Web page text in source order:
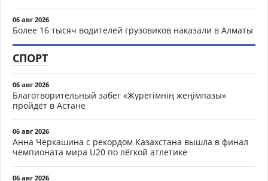
06 авг 2026
Более 16 тысяч водителей грузовиков наказали в Алматы
СПОРТ
06 авг 2026
Благотворительный забег «Жүрегімнің жеңімпазы»
пройдёт в Астане
06 авг 2026
Анна Черкашина с рекордом Казахстана вышла в финал
чемпионата мира U20 по лёгкой атлетике
06 авг 2026